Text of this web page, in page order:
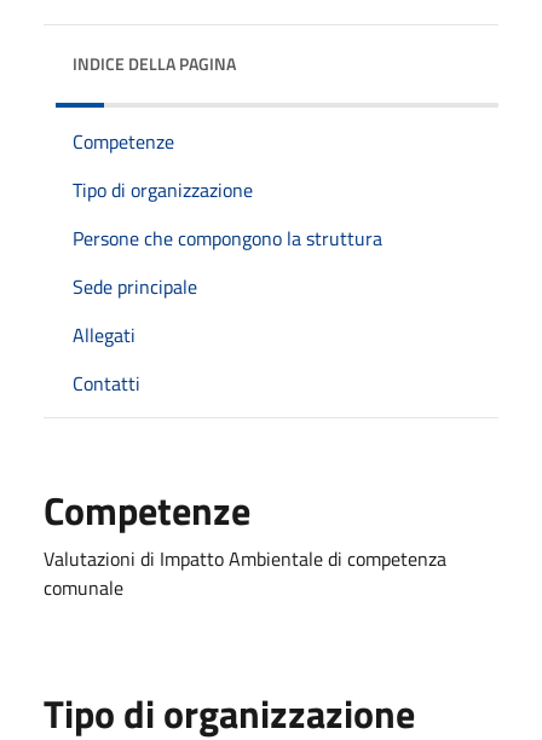
INDICE DELLA PAGINA
Competenze
Tipo di organizzazione
Persone che compongono la struttura
Sede principale
Allegati
Contatti
Competenze
Valutazioni di Impatto Ambientale di competenza
comunale
Tipo di organizzazione